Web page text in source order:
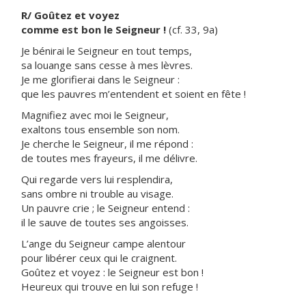
R/ Goûtez et voyez
comme est bon le Seigneur ! (cf. 33, 9a)
Je bénirai le Seigneur en tout temps,
sa louange sans cesse à mes lèvres.
Je me glorifierai dans le Seigneur :
que les pauvres m’entendent et soient en fête !
Magnifiez avec moi le Seigneur,
exaltons tous ensemble son nom.
Je cherche le Seigneur, il me répond :
de toutes mes frayeurs, il me délivre.
Qui regarde vers lui resplendira,
sans ombre ni trouble au visage.
Un pauvre crie ; le Seigneur entend :
il le sauve de toutes ses angoisses.
L’ange du Seigneur campe alentour
pour libérer ceux qui le craignent.
Goûtez et voyez : le Seigneur est bon !
Heureux qui trouve en lui son refuge !